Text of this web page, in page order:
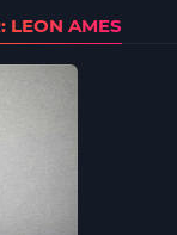
LEON AMES